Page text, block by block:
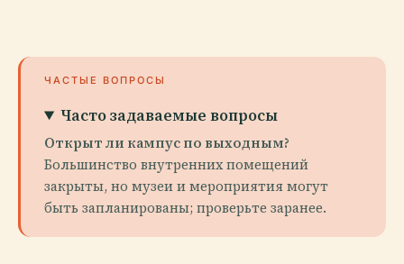
ЧАСТЫЕ ВОПРОСЫ
Часто задаваемые вопросы
Открыт ли кампус по выходным?
Большинство внутренних помещений
закрыты, но музеи и мероприятия могут
быть запланированы; проверьте заранее.